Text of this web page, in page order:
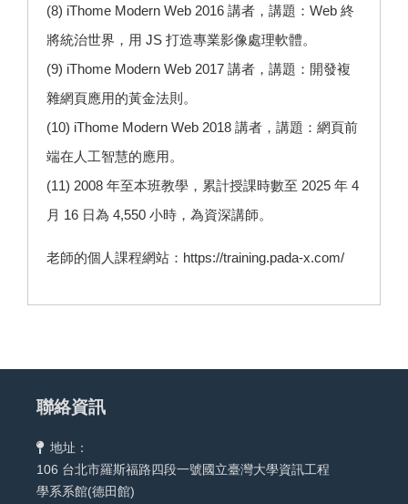
(8) iThome Modern Web 2016 講者，講題：Web 終
將統治世界，用 JS 打造專業影像處理軟體。
(9) iThome Modern Web 2017 講者，講題：開發複
雜網頁應用的黃金法則。
(10) iThome Modern Web 2018 講者，講題：網頁前
端在人工智慧的應用。
(11) 2008 年至本班教學，累計授課時數至 2025 年 4
月 16 日為 4,550 小時，為資深講師。
老師的個人課程網站： https://training.pada-x.com/
聯絡資訊
地址：
106 台北市羅斯福路四段一號國立臺灣大學資訊工程
學系系館(德田館)